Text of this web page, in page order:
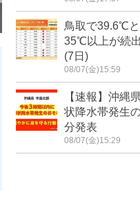
鳥取で39.6℃
35℃以上が続
(7日)
08/07(金)15:59
【速報】沖縄
状降水帯発生
分発表
08/07(金)15:29